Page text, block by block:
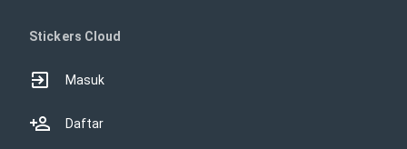
Stickers Cloud
Masuk
Daftar